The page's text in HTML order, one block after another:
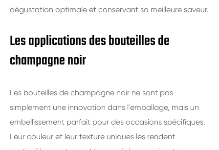
dégustation optimale et conservant sa meilleure saveur.
Les applications des bouteilles de
champagne noir
Les bouteilles de champagne noir ne sont pas
simplement une innovation dans l'emballage, mais un
embellissement parfait pour des occasions spécifiques.
Leur couleur et leur texture uniques les rendent